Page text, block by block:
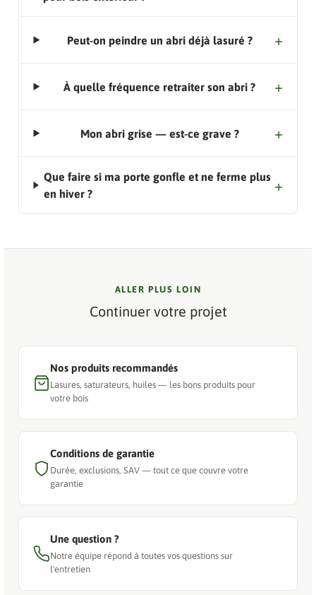
Peut-on peindre un abri déjà lasuré ?
À quelle fréquence retraiter son abri ?
Mon abri grise — est-ce grave ?
Que faire si ma porte gonfle et ne ferme plus
en hiver ?
ALLER PLUS LOIN
Continuer votre projet
Nos produits recommandés
Lasures, saturateurs, huiles — les bons produits pour
votre bois
Conditions de garantie
Durée, exclusions, SAV — tout ce que couvre votre
garantie
Une question ?
Notre équipe répond à toutes vos questions sur
l'entretien